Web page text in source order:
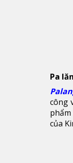
Pa
công
của